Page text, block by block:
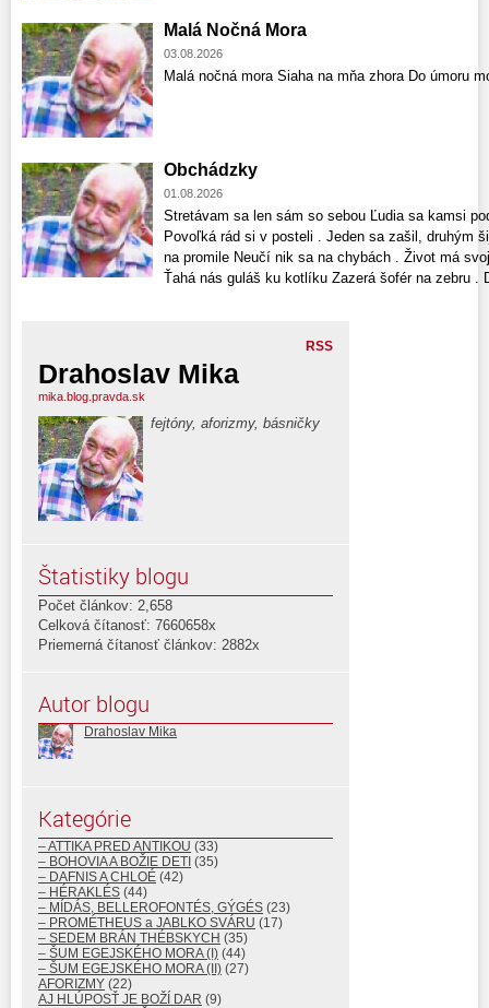
Malá Nočná Mora
03.08.2026
Malá nočná mora Siaha na mňa zhora Do úmoru
Obchádzky
01.08.2026
Stretávam sa len sám so sebou Ľudia sa kamsi
Povoľká rád si v posteli . Jeden sa zašil, druhým
na promile Neučí nik sa na chybách . Život má
Ťahá nás guláš ku kotlíku Zazerá šofér na zebru .
RSS
Drahoslav Mika
mika.blog.pravda.sk
fejtóny, aforizmy, básničky
Štatistiky blogu
Počet článkov: 2,658
Celková čítanosť: 7660658x
Priemerná čítanosť článkov: 2882x
Autor blogu
Drahoslav Mika
Kategórie
– ATTIKA PRED ANTIKOU (33)
– BOHOVIA A BOŽIE DETI (35)
– DAFNIS A CHLOÉ (42)
– HÉRAKLÉS (44)
– MÍDÁS, BELLEROFONTÉS, GÝGÉS (23)
– PROMÉTHEUS a JABLKO SVÁRU (17)
– SEDEM BRÁN THÉBSKYCH (35)
– ŠUM EGEJSKÉHO MORA (I) (44)
– ŠUM EGEJSKÉHO MORA (II) (27)
AFORIZMY (22)
AJ HLÚPOSŤ JE BOŽÍ DAR (9)